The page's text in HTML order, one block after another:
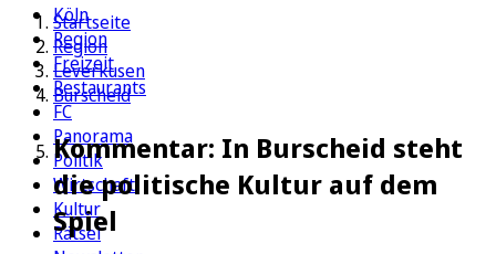
Köln
Region
Freizeit
Restaurants
FC
Panorama
Politik
Wirtschaft
Kultur
Rätsel
Startseite
Region
Leverkusen
Burscheid
Kommentar: In Burscheid steht
die politische Kultur auf dem
Spiel